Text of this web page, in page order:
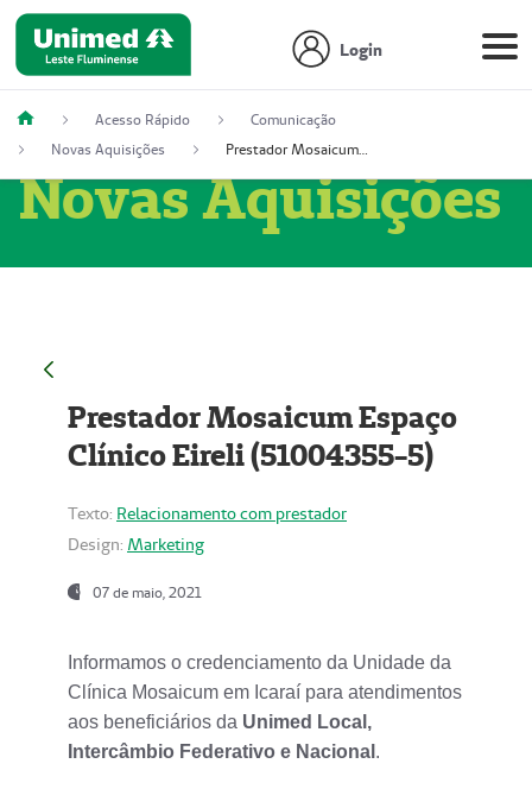
Login
Acesso Rápido
Comunicação
Novas Aquisições
Prestador Mosaicum Espaço Clínico Eireli (51004355-5)
Novas Aquisições
Prestador Mosaicum Espaço
Clínico Eireli (51004355-5)
Texto: Relacionamento com prestador
Design: Marketing
07 de maio, 2021
Informamos o credenciamento da Unidade da
Clínica Mosaicum em Icaraí para atendimentos
aos beneficiários da Unimed Local,
Intercâmbio Federativo e Nacional .